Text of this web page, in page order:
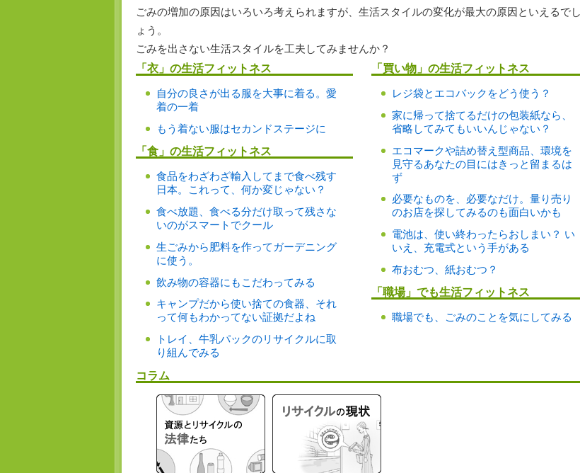
ごみの増加の原因はいろいろ考えられますが、生活スタイルの変化が最大の原因といえるでし
ょう。
ごみを出さない生活スタイルを工夫してみませんか？
「衣」の生活フィットネス
自分の良さが出る服を大事に着る。愛
着の一着
もう着ない服はセカンドステージに
「食」の生活フィットネス
食品をわざわざ輸入してまで食べ残す
日本。これって、何か変じゃない？
食べ放題、食べる分だけ取って残さな
いのがスマートでクール
生ごみから肥料を作ってガーデニング
に使う。
飲み物の容器にもこだわってみる
キャンプだから使い捨ての食器、それ
って何もわかってない証拠だよね
トレイ、牛乳パックのリサイクルに取
り組んでみる
「買い物」の生活フィットネス
レジ袋とエコバックをどう使う？
家に帰って捨てるだけの包装紙なら、
省略してみてもいいんじゃない？
エコマークや詰め替え型商品、環境を
見守るあなたの目にはきっと留まるは
ず
必要なものを、必要なだけ。量り売り
のお店を探してみるのも面白いかも
電池は、使い終わったらおしまい？ い
いえ、充電式という手がある
布おむつ、紙おむつ？
「職場」でも生活フィットネス
職場でも、ごみのことを気にしてみる
コラム